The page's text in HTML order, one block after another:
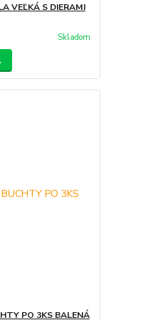
VEĽKÁ S DIERAMI
Skladom
PO 3KS BALENÁ